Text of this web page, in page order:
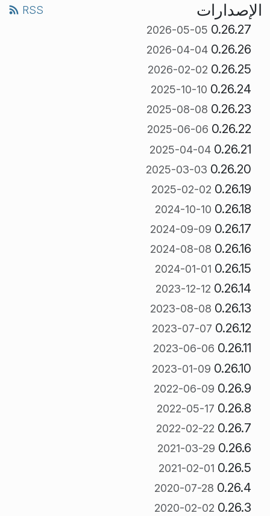
الإصدارات RSS
0.26.27
2026-05-05
0.26.26
2026-04-04
0.26.25
2026-02-02
0.26.24
2025-10-10
0.26.23
2025-08-08
0.26.22
2025-06-06
0.26.21
2025-04-04
0.26.20
2025-03-03
0.26.19
2025-02-02
0.26.18
2024-10-10
0.26.17
2024-09-09
0.26.16
2024-08-08
0.26.15
2024-01-01
0.26.14
2023-12-12
0.26.13
2023-08-08
0.26.12
2023-07-07
0.26.11
2023-06-06
0.26.10
2023-01-09
0.26.9
2022-06-09
0.26.8
2022-05-17
0.26.7
2022-02-22
0.26.6
2021-03-29
0.26.5
2021-02-01
0.26.4
2020-07-28
0.26.3
2020-02-02